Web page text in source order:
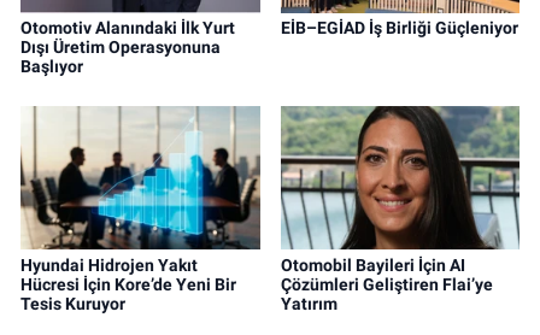
Otomotiv Alanındaki İlk Yurt
Dışı Üretim Operasyonuna
Başlıyor
EİB–EGİAD İş Birliği Güçleniyor
Hyundai Hidrojen Yakıt
Hücresi İçin Kore’de Yeni Bir
Tesis Kuruyor
Otomobil Bayileri İçin AI
Çözümleri Geliştiren Flai’ye
Yatırım